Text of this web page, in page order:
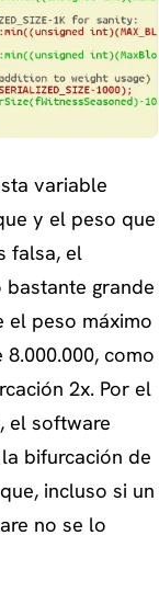
variable
y el peso que
falsa, el
grande
el peso máximo
como
2x. Por el
el software
bifurcación de
incluso si un
no se lo